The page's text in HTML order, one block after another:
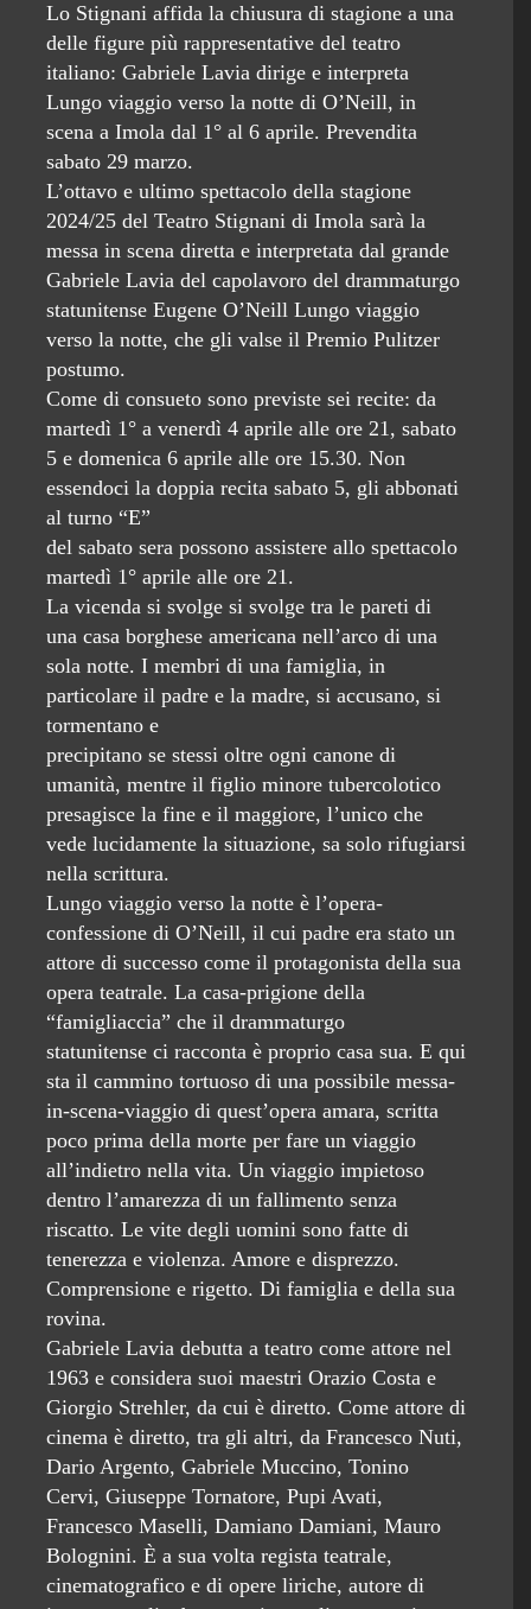
Lo Stignani affida la chiusura di stagione a una
delle figure più rappresentative del teatro
italiano: Gabriele Lavia dirige e interpreta
Lungo viaggio verso la notte di O’Neill, in
scena a Imola dal 1° al 6 aprile. Prevendita
sabato 29 marzo.
L’ottavo e ultimo spettacolo della stagione
2024/25 del Teatro Stignani di Imola sarà la
messa in scena diretta e interpretata dal grande
Gabriele Lavia del capolavoro del drammaturgo
statunitense Eugene O’Neill Lungo viaggio
verso la notte, che gli valse il Premio Pulitzer
postumo.
Come di consueto sono previste sei recite: da
martedì 1° a venerdì 4 aprile alle ore 21, sabato
5 e domenica 6 aprile alle ore 15.30. Non
essendoci la doppia recita sabato 5, gli abbonati
al turno “E”
del sabato sera possono assistere allo spettacolo
martedì 1° aprile alle ore 21.
La vicenda si svolge si svolge tra le pareti di
una casa borghese americana nell’arco di una
sola notte. I membri di una famiglia, in
particolare il padre e la madre, si accusano, si
tormentano e
precipitano se stessi oltre ogni canone di
umanità, mentre il figlio minore tubercolotico
presagisce la fine e il maggiore, l’unico che
vede lucidamente la situazione, sa solo rifugiarsi
nella scrittura.
Lungo viaggio verso la notte è l’opera-
confessione di O’Neill, il cui padre era stato un
attore di successo come il protagonista della sua
opera teatrale. La casa-prigione della
“famigliaccia” che il drammaturgo
statunitense ci racconta è proprio casa sua. E qui
sta il cammino tortuoso di una possibile messa-
in-scena-viaggio di quest’opera amara, scritta
poco prima della morte per fare un viaggio
all’indietro nella vita. Un viaggio impietoso
dentro l’amarezza di un fallimento senza
riscatto. Le vite degli uomini sono fatte di
tenerezza e violenza. Amore e disprezzo.
Comprensione e rigetto. Di famiglia e della sua
rovina.
Gabriele Lavia debutta a teatro come attore nel
1963 e considera suoi maestri Orazio Costa e
Giorgio Strehler, da cui è diretto. Come attore di
cinema è diretto, tra gli altri, da Francesco Nuti,
Dario Argento, Gabriele Muccino, Tonino
Cervi, Giuseppe Tornatore, Pupi Avati,
Francesco Maselli, Damiano Damiani, Mauro
Bolognini. È a sua volta regista teatrale,
cinematografico e di opere liriche, autore di